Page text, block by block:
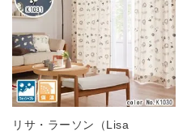
リサ・ラーソン（Lisa